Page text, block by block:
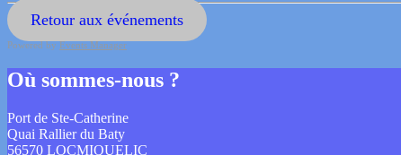
Retour aux événements
Powered byEvents Manager
Où sommes-nous ?
Port de Ste-Catherine
Quai Rallier du Baty
56570 LOCMIQUELIC